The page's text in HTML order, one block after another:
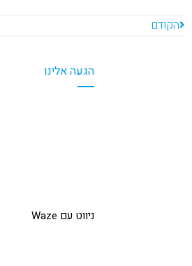
הקודם
הגעה אלינו
ניווט עם Waze